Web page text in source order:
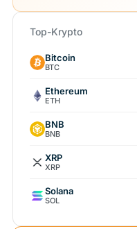
Top-Krypto
Bitcoin
BTC
Ethereum
ETH
BNB
BNB
XRP
XRP
Solana
SOL